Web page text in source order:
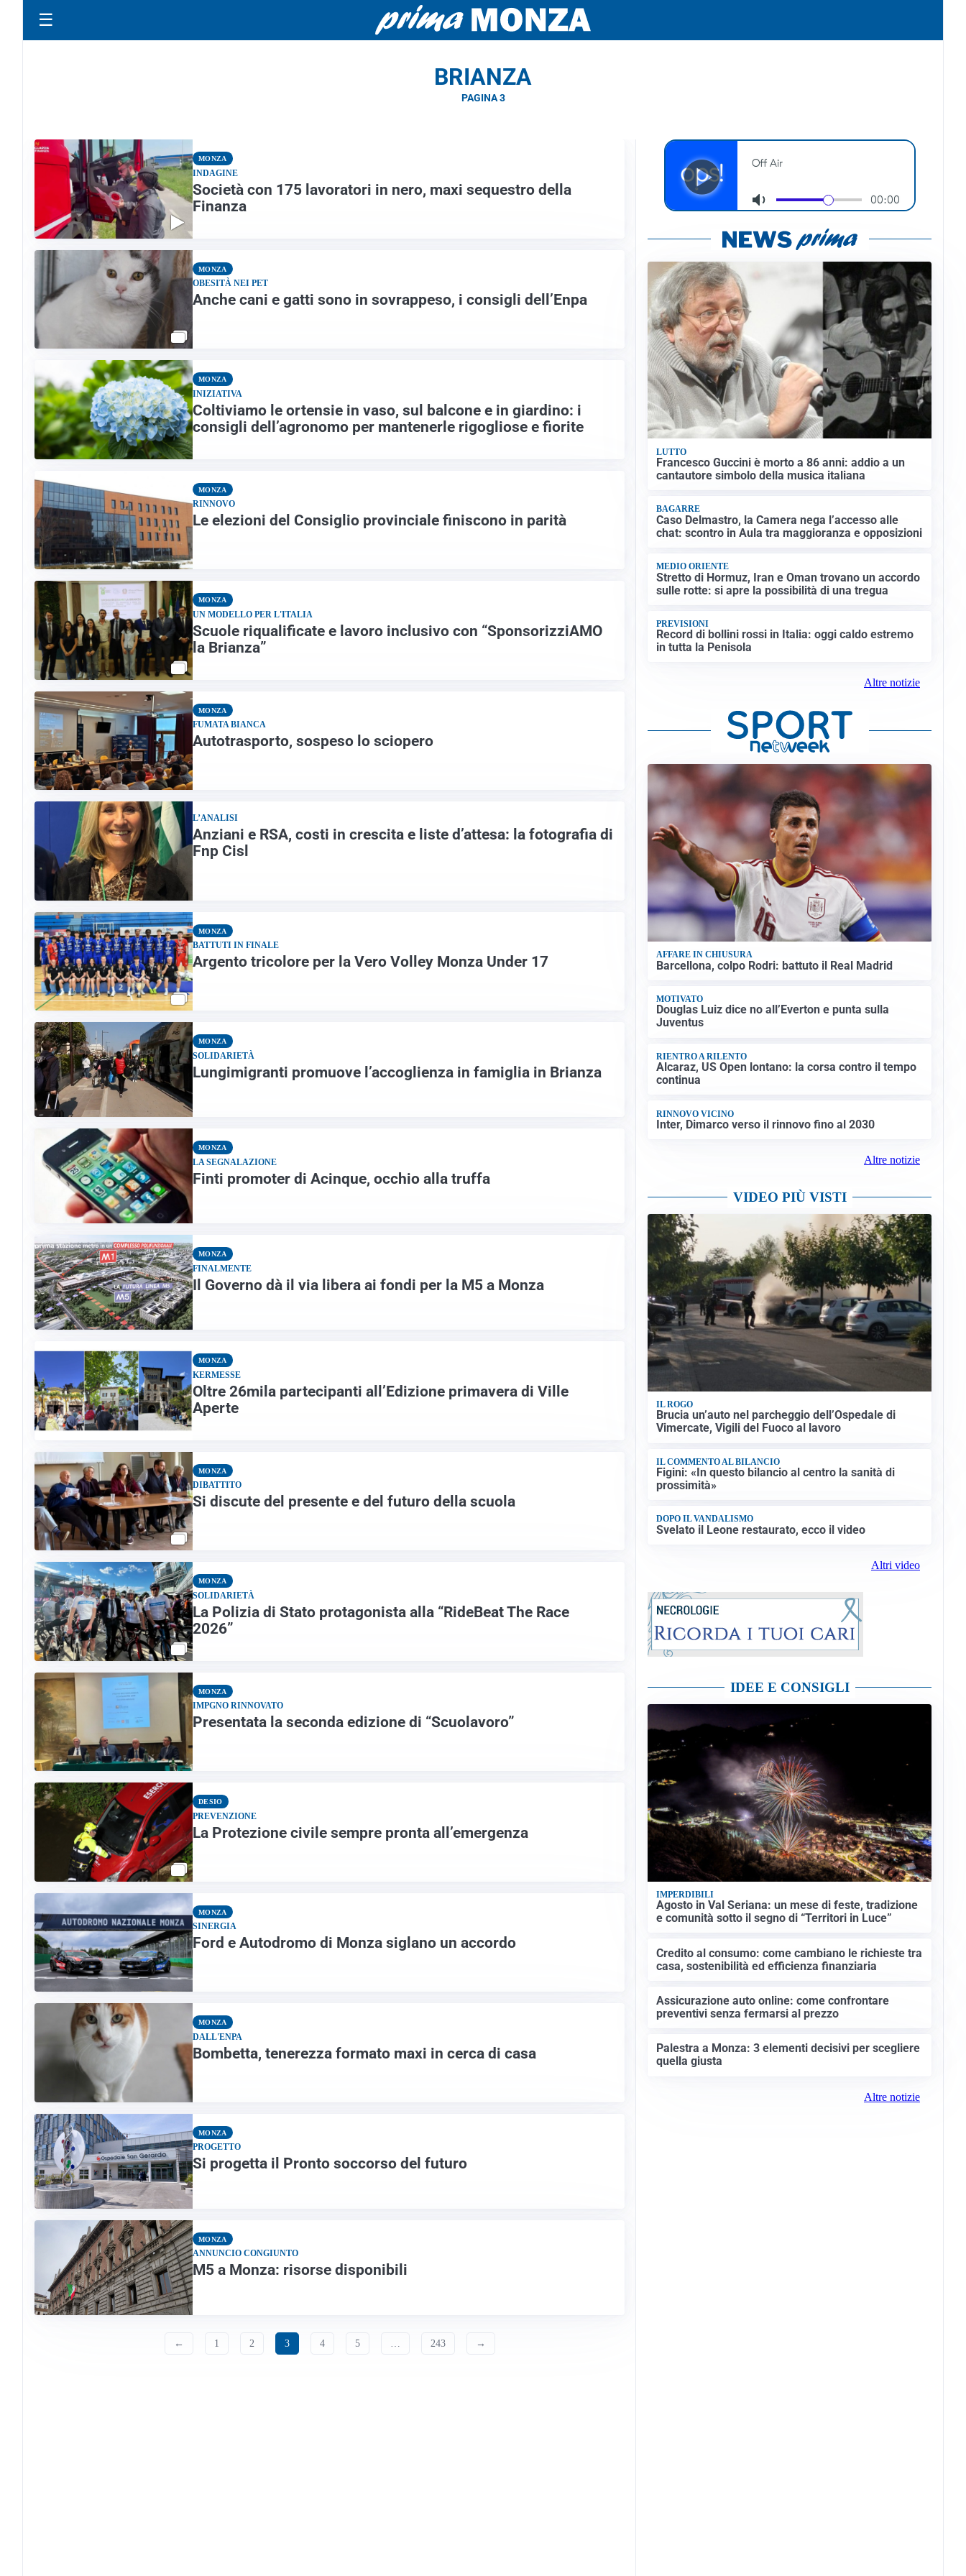
☰
BRIANZA
PAGINA 3
MONZA
INDAGINE
Società con 175 lavoratori in nero, maxi sequestro della
Finanza
MONZA
OBESITÀ NEI PET
Anche cani e gatti sono in sovrappeso, i consigli dell’Enpa
MONZA
INIZIATIVA
Coltiviamo le ortensie in vaso, sul balcone e in giardino: i
consigli dell’agronomo per mantenerle rigogliose e fiorite
MONZA
RINNOVO
Le elezioni del Consiglio provinciale finiscono in parità
MONZA
UN MODELLO PER L'ITALIA
Scuole riqualificate e lavoro inclusivo con “SponsorizziAMO
la Brianza”
MONZA
FUMATA BIANCA
Autotrasporto, sospeso lo sciopero
L’ANALISI
Anziani e RSA, costi in crescita e liste d’attesa: la fotografia di
Fnp Cisl
MONZA
BATTUTI IN FINALE
Argento tricolore per la Vero Volley Monza Under 17
MONZA
SOLIDARIETÀ
Lungimigranti promuove l’accoglienza in famiglia in Brianza
MONZA
LA SEGNALAZIONE
Finti promoter di Acinque, occhio alla truffa
MONZA
FINALMENTE
Il Governo dà il via libera ai fondi per la M5 a Monza
MONZA
KERMESSE
Oltre 26mila partecipanti all’Edizione primavera di Ville
Aperte
MONZA
DIBATTITO
Si discute del presente e del futuro della scuola
MONZA
SOLIDARIETÀ
La Polizia di Stato protagonista alla “RideBeat The Race
2026”
MONZA
IMPGNO RINNOVATO
Presentata la seconda edizione di “Scuolavoro”
DESIO
PREVENZIONE
La Protezione civile sempre pronta all’emergenza
MONZA
SINERGIA
Ford e Autodromo di Monza siglano un accordo
MONZA
DALL'ENPA
Bombetta, tenerezza formato maxi in cerca di casa
MONZA
PROGETTO
Si progetta il Pronto soccorso del futuro
MONZA
ANNUNCIO CONGIUNTO
M5 a Monza: risorse disponibili
← 1 2 3 4 5 243 →
LUTTO
Francesco Guccini è morto a 86 anni: addio a un
cantautore simbolo della musica italiana
BAGARRE
Caso Delmastro, la Camera nega l’accesso alle
chat: scontro in Aula tra maggioranza e opposizioni
MEDIO ORIENTE
Stretto di Hormuz, Iran e Oman trovano un accordo
sulle rotte: si apre la possibilità di una tregua
PREVISIONI
Record di bollini rossi in Italia: oggi caldo estremo
in tutta la Penisola
Altre notizie
AFFARE IN CHIUSURA
Barcellona, colpo Rodri: battuto il Real Madrid
MOTIVATO
Douglas Luiz dice no all’Everton e punta sulla
Juventus
RIENTRO A RILENTO
Alcaraz, US Open lontano: la corsa contro il tempo
continua
RINNOVO VICINO
Inter, Dimarco verso il rinnovo fino al 2030
Altre notizie
VIDEO PIÙ VISTI
IL ROGO
Brucia un’auto nel parcheggio dell’Ospedale di
Vimercate, Vigili del Fuoco al lavoro
IL COMMENTO AL BILANCIO
Figini: «In questo bilancio al centro la sanità di
prossimità»
DOPO IL VANDALISMO
Svelato il Leone restaurato, ecco il video
Altri video
IDEE E CONSIGLI
IMPERDIBILI
Agosto in Val Seriana: un mese di feste, tradizione
e comunità sotto il segno di “Territori in Luce”
Credito al consumo: come cambiano le richieste tra
casa, sostenibilità ed efficienza finanziaria
Assicurazione auto online: come confrontare
preventivi senza fermarsi al prezzo
Palestra a Monza: 3 elementi decisivi per scegliere
quella giusta
Altre notizie